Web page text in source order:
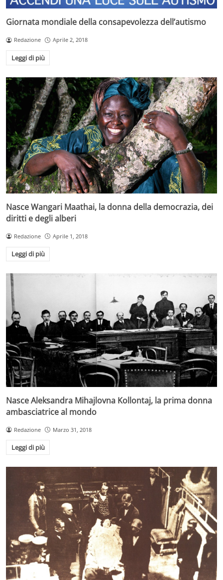
Giornata mondiale della consapevolezza dell’autismo
Redazione Aprile 2, 2018
Leggi di più
Nasce Wangari Maathai, la donna della democrazia, dei
diritti e degli alberi
Redazione Aprile 1, 2018
Leggi di più
Nasce Aleksandra Mihajlovna Kollontaj, la prima donna
ambasciatrice al mondo
Redazione Marzo 31, 2018
Leggi di più